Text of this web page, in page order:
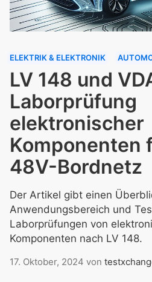
ELEKTRIK & ELEKTRONIK
LV 148 und
Laborprüfung
elektronischer
Komponenten
48V-Bordnetz
Der Artikel gibt einen
Anwendungsbereich und
Laborprüfungen von
Komponenten nach LV 148.
17. Oktober, 2024 von